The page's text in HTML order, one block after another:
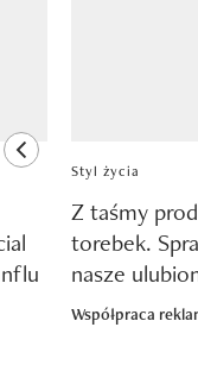
previous element
Styl życia
Z taśmy
torebek.
nasze
Współpraca